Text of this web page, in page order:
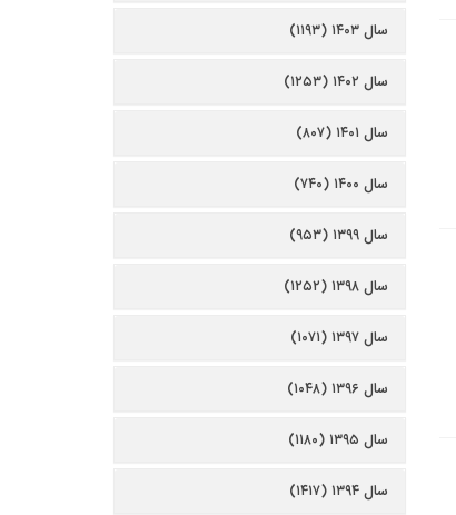
سال ۱۴۰۳ (۱۱۹۳)
سال ۱۴۰۲ (۱۲۵۳)
سال ۱۴۰۱ (۸۰۷)
سال ۱۴۰۰ (۷۴۰)
سال ۱۳۹۹ (۹۵۳)
سال ۱۳۹۸ (۱۲۵۲)
سال ۱۳۹۷ (۱۰۷۱)
سال ۱۳۹۶ (۱۰۴۸)
سال ۱۳۹۵ (۱۱۸۰)
سال ۱۳۹۴ (۱۴۱۷)